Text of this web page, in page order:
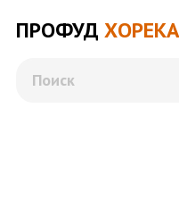
ПРОФУД ХОРЕКА
Поиск